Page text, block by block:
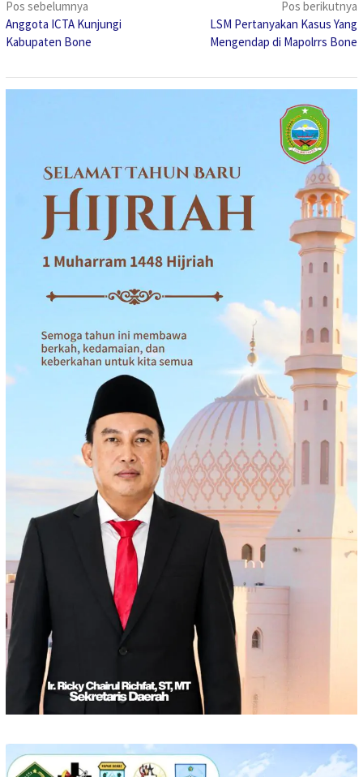
Navigasi
pos
Pos sebelumnya
Anggota ICTA Kunjungi
Kabupaten Bone
Pos berikutnya
LSM Pertanyakan Kasus Yang
Mengendap di Mapolrrs Bone